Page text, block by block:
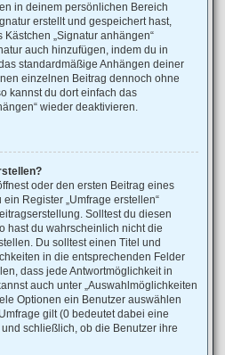
in deinem persönlichen Bereich
erstellt und gespeichert hast,
„Signatur anhängen“
auch hinzufügen, indem du in
standardmäßige Anhängen deiner
einzelnen Beitrag dennoch ohne
kannst du dort einfach das
wieder deaktivieren.
oder den ersten Beitrag eines
Register „Umfrage erstellen“
Solltest du diesen
hast du wahrscheinlich nicht die
Du solltest einen Titel und
in die entsprechenden Felder
dass jede Antwortmöglichkeit in
auch unter „Auswahlmöglichkeiten
Optionen ein Benutzer auswählen
gilt (0 bedeutet dabei eine
schließlich, ob die Benutzer ihre